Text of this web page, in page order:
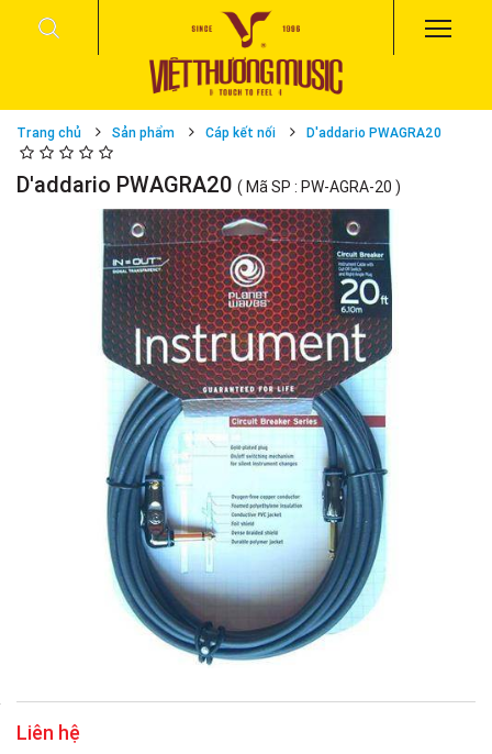
Trang chủ Sản phẩm Cáp kết nối D'addario PWAGRA20
D'addario PWAGRA20 ( Mã SP : PW-AGRA-20 )
Liên hệ